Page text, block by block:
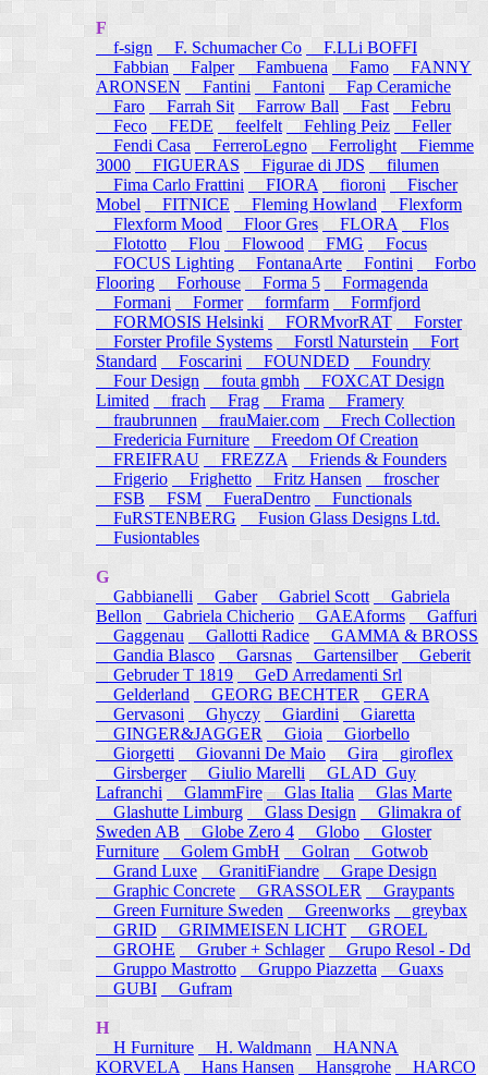
F
f-sign
F. Schumacher Co
F.LLi BOFFI
Fabbian
Falper Fambuena Famo
FANNY
ARONSEN
Fantini Fantoni
Fap Ceramiche
Faro
Farrah Sit Farrow Ball Fast
Febru
Feco
FEDE feelfelt Fehling Peiz
Feller
Fendi Casa
FerreroLegno Ferrolight
Fiemme
3000
FIGUERAS Figurae di JDS
filumen
Fima Carlo Frattini
FIORA fioroni
Fischer
Mobel
FITNICE Fleming Howland
Flexform
Flexform Mood
Floor Gres FLORA
Flos
Flototto
Flou Flowood FMG
Focus
FOCUS Lighting
FontanaArte Fontini
Forbo
Flooring
Forhouse Forma 5
Formagenda
Formani
Former formfarm
Formfjord
FORMOSIS Helsinki
FORMvorRAT
Forster
Forster Profile Systems
Forstl Naturstein
Fort
Standard
Foscarini FOUNDED
Foundry
Four Design
fouta gmbh
FOXCAT Design
Limited
frach Frag Frama
Framery
fraubrunnen
frauMaier.com
Frech Collection
Fredericia Furniture
Freedom Of Creation
FREIFRAU
FREZZA
Friends & Founders
Frigerio
Frighetto Fritz Hansen
froscher
FSB
FSM FueraDentro
Functionals
FuRSTENBERG
Fusion Glass Designs Ltd.
Fusiontables
G
Gabbianelli
Gaber Gabriel Scott
Gabriela
Bellon
Gabriela Chicherio GAEAforms
Gaffuri
Gaggenau
Gallotti Radice
GAMMA & BROSS
Gandia Blasco
Garsnas Gartensilber
Geberit
Gebruder T 1819
GeD Arredamenti Srl
Gelderland
GEORG BECHTER
GERA
Gervasoni
Ghyczy Giardini
Giaretta
GINGER&JAGGER
Gioia
Giorbello
Giorgetti
Giovanni De Maio Gira
giroflex
Girsberger
Giulio Marelli
GLAD_Guy
Lafranchi
GlammFire Glas Italia
Glas Marte
Glashutte Limburg
Glass Design
Glimakra of
Sweden AB
Globe Zero 4 Globo
Gloster
Furniture
Golem GmbH Golran
Gotwob
Grand Luxe
GranitiFiandre
Grape Design
Graphic Concrete
GRASSOLER
Graypants
Green Furniture Sweden
Greenworks
greybax
GRID
GRIMMEISEN LICHT
GROEL
GROHE
Gruber + Schlager
Grupo Resol - Dd
Gruppo Mastrotto
Gruppo Piazzetta
Guaxs
GUBI
Gufram
H
H Furniture
H. Waldmann
HANNA
KORVELA
Hans Hansen Hansgrohe HARCO